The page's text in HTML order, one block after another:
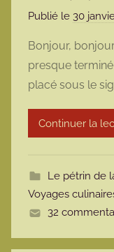
Publié le 30
Bonjour,
presque
placé sous le
Continuer la
Le pétrin de
Voyages
32